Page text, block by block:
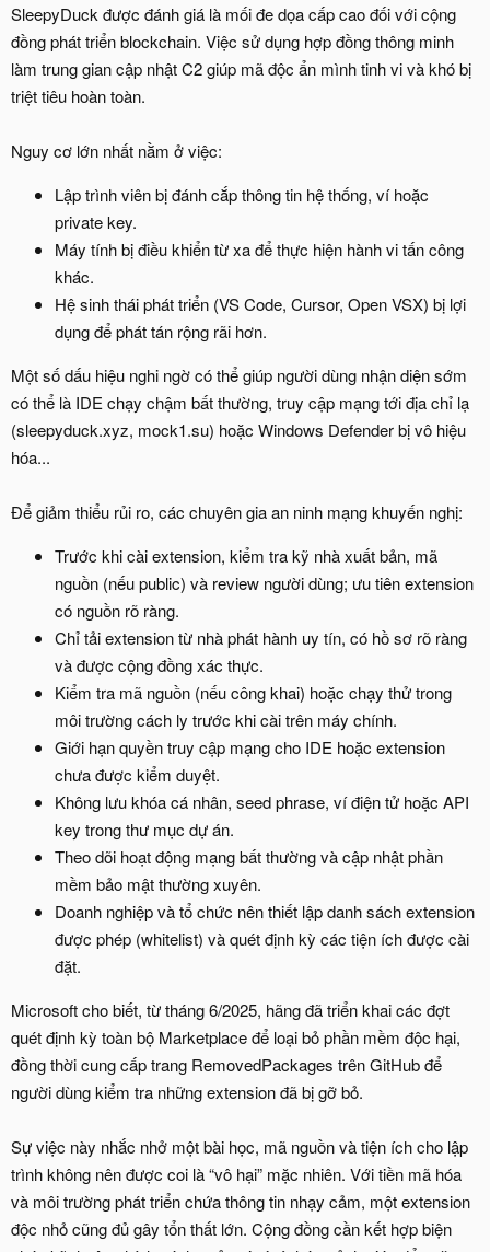
SleepyDuck được đánh giá là mối đe dọa cấp cao đối với cộng
đồng phát triển blockchain. Việc sử dụng hợp đồng thông minh
làm trung gian cập nhật C2 giúp mã độc ẩn mình tinh vi và khó bị
triệt tiêu hoàn toàn.
Nguy cơ lớn nhất nằm ở việc:
Lập trình viên bị đánh cắp thông tin hệ thống, ví hoặc
private key.
Máy tính bị điều khiển từ xa để thực hiện hành vi tấn công
khác.
Hệ sinh thái phát triển (VS Code, Cursor, Open VSX) bị lợi
dụng để phát tán rộng rãi hơn.
Một số dấu hiệu nghi ngờ có thể giúp người dùng nhận diện sớm
có thể là IDE chạy chậm bất thường, truy cập mạng tới địa chỉ lạ
(sleepyduck.xyz, mock1.su) hoặc Windows Defender bị vô hiệu
hóa...
Để giảm thiểu rủi ro, các chuyên gia an ninh mạng khuyến nghị:
Trước khi cài extension, kiểm tra kỹ nhà xuất bản, mã
nguồn (nếu public) và review người dùng; ưu tiên extension
có nguồn rõ ràng.
Chỉ tải extension từ nhà phát hành uy tín, có hồ sơ rõ ràng
và được cộng đồng xác thực.
Kiểm tra mã nguồn (nếu công khai) hoặc chạy thử trong
môi trường cách ly trước khi cài trên máy chính.
Giới hạn quyền truy cập mạng cho IDE hoặc extension
chưa được kiểm duyệt.
Không lưu khóa cá nhân, seed phrase, ví điện tử hoặc API
key trong thư mục dự án.
Theo dõi hoạt động mạng bất thường và cập nhật phần
mềm bảo mật thường xuyên.
Doanh nghiệp và tổ chức nên thiết lập danh sách extension
được phép (whitelist) và quét định kỳ các tiện ích được cài
đặt.
Microsoft cho biết, từ tháng 6/2025, hãng đã triển khai các đợt
quét định kỳ toàn bộ Marketplace để loại bỏ phần mềm độc hại,
đồng thời cung cấp trang RemovedPackages trên GitHub để
người dùng kiểm tra những extension đã bị gỡ bỏ.
Sự việc này nhắc nhở một bài học, mã nguồn và tiện ích cho lập
trình không nên được coi là “vô hại” mặc nhiên. Với tiền mã hóa
và môi trường phát triển chứa thông tin nhạy cảm, một extension
độc nhỏ cũng đủ gây tổn thất lớn. Cộng đồng cần kết hợp biện